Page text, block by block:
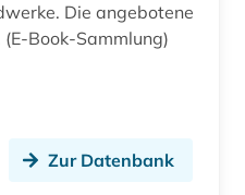
Die angebotene
Book-Sammlung)
Zur Datenbank